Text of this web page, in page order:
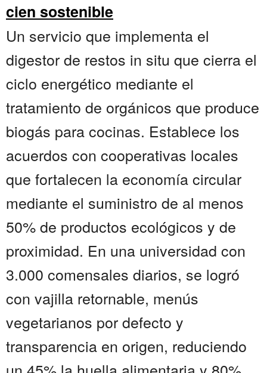
cien sostenible
Un servicio que implementa el
digestor de restos in situ que cierra el
ciclo energético mediante el
tratamiento de orgánicos que produce
biogás para cocinas. Establece los
acuerdos con cooperativas locales
que fortalecen la economía circular
mediante el suministro de al menos
50% de productos ecológicos y de
proximidad. En una universidad con
3.000 comensales diarios, se logró
con vajilla retornable, menús
vegetarianos por defecto y
transparencia en origen, reduciendo